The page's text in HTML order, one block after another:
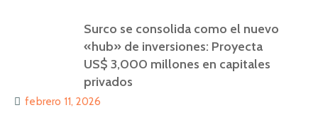
Surco se consolida como el nuevo
«hub» de inversiones: Proyecta
US$ 3,000 millones en capitales
privados
febrero 11, 2026